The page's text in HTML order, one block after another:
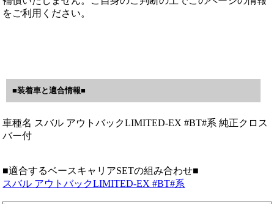
をご利用ください。
■装着車と適合情報■
車種名 スバル アウトバックLIMITED-EX #BT#系 純正クロス
バー付
■適合するベースキャリアSETの組み合わせ■
スバル アウトバックLIMITED-EX #BT#系